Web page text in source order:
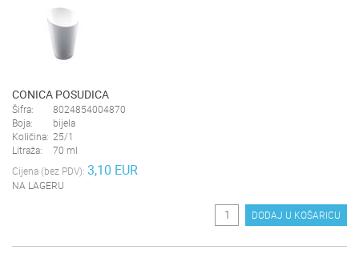
CONICA POSUDICA
Šifra:
8024854004870
Boja:
bijela
Količina: 25/1
Litraža:
70 ml
Cijena (bez PDV): 3,10 EUR
NA LAGERU
DODAJ U KOŠARICU